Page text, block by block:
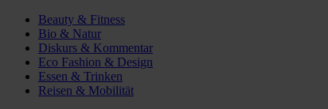
Beauty & Fitness
Bio & Natur
Diskurs & Kommentar
Eco Fashion & Design
Essen & Trinken
Reisen & Mobilität